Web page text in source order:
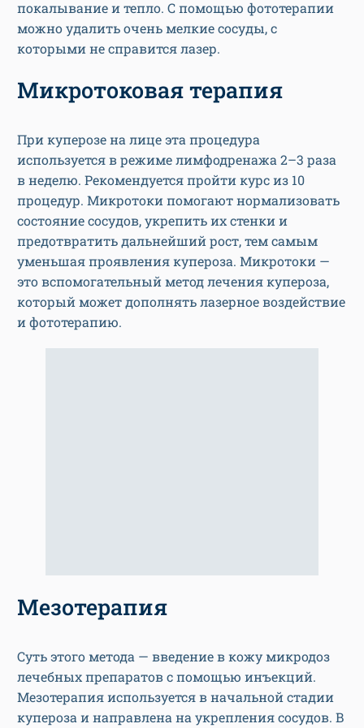
покалывание и тепло. С помощью фототерапии
можно удалить очень мелкие сосуды, с
которыми не справится лазер.
Микротоковая терапия
При куперозе на лице эта процедура
используется в режиме лимфодренажа 2–3 раза
в неделю. Рекомендуется пройти курс из 10
процедур. Микротоки помогают нормализовать
состояние сосудов, укрепить их стенки и
предотвратить дальнейший рост, тем самым
уменьшая проявления купероза. Микротоки —
это вспомогательный метод лечения купероза,
который может дополнять лазерное воздействие
и фототерапию.
Мезотерапия
Суть этого метода — введение в кожу микродоз
лечебных препаратов с помощью инъекций.
Мезотерапия используется в начальной стадии
купероза и направлена на укрепления сосудов. В